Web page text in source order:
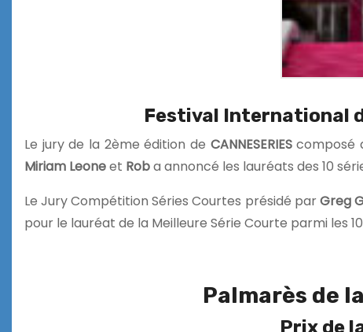
Festival International
Le jury de la 2ème édition de CANNESERIEScomposé
Miriam Leoneet Roba annoncé les lauréats des 10
Le Jury Compétition Séries Courtes présidé parGreg
pour le lauréat de la Meilleure Série Courte parmi les
Palmarès de
Prix de